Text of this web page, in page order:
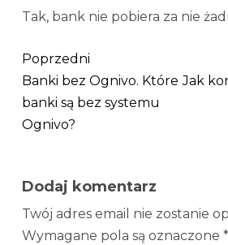
Tak, bank nie pobiera za nie
Poprzedni
Banki bez Ognivo. Które
banki są bez systemu
Ognivo?
Jak
Dodaj komentarz
Twój adres email nie zostanie
Wymagane pola są oznaczone *